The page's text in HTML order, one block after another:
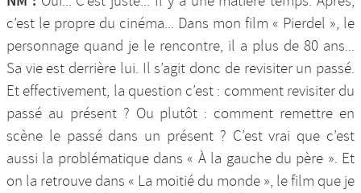
c’est le propre du cinéma... Dans mon film « Pierdel », le
personnage quand je le rencontre, il a plus de 80 ans...
Sa vie est derrière lui. Il s’agit donc de revisiter un passé.
Et effectivement, la question c’est : comment revisiter du
passé au présent ? Ou plutôt : comment remettre en
scène le passé dans un présent ? C’est vrai que c’est
aussi la problématique dans « À la gauche du père ». Et
on la retrouve dans « La moitié du monde », le film que je